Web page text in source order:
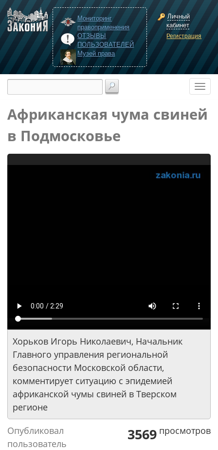
Мониторинг
правоприменения
ОТЗЫВЫ
ПОЛЬЗОВАТЕЛЕЙ
Музей права
Личный
кабинет
Регистрация
Африканская чума свиней
в Подмосковье
Хорьков Игорь Николаевич, Начальник
Главного управления региональной
безопасности Московской области,
комментирует ситуацию с эпидемией
африканской чумы свиней в Тверском
регионе
3569 просмотров
Опубликовал
пользователь